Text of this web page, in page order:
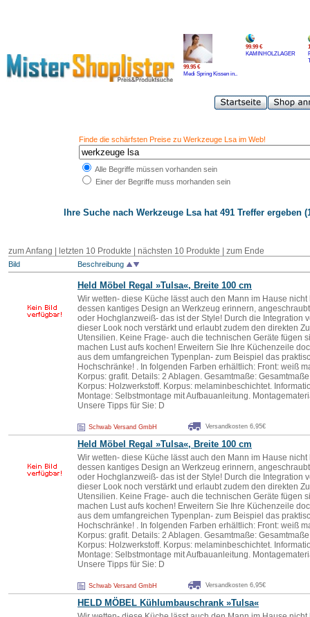
99.95 €
Medi Spring Kissen in..
99.99 €
KAMINHOLZLAGER
Finde die schärfsten Preise zu Werkzeuge Lsa im Web!
Alle Begriffe müssen vorhanden sein
Einer der Begriffe muss morhanden sein
Ihre Suche nach Werkzeuge Lsahat 491 Treffer ergeben
zum Anfang letzten 10 Produkte nächsten 10 Produkte zum Ende
Bild Beschreibung
Held Möbel Regal »Tu lsa«, Breite 100 cm
Wir wetten- diese Küche lässt auch den Mann im Hause
dessen kantiges Design an Werkzeug erinnern,
oder Hochglanzweiß- das ist der Style! Durch die Integration
dieser Look noch verstärkt und erlaubt zudem den direkten
Utensilien. Keine Frage- auch die technischen Geräte fügen
machen Lust aufs kochen! Erweitern Sie Ihre Küchenzeile
aus dem umfangreichen Typenplan- zum Beispiel das
Hochschränke! . In folgenden Farben erhältlich: Front: weiß
Korpus: grafit. Details: 2 Ablagen. Gesamtmaße:
Korpus: Holzwerkstoff. Korpus: melaminbeschichtet.
Montage: Selbstmontage mit Aufbauanleitung.
Unsere Tipps für Sie: D
Schwab Versand GmbH Versandkosten 6,95€
Held Möbel Regal »Tu lsa«, Breite 100 cm
Wir wetten- diese Küche lässt auch den Mann im Hause
dessen kantiges Design an Werkzeug erinnern,
oder Hochglanzweiß- das ist der Style! Durch die Integration
dieser Look noch verstärkt und erlaubt zudem den direkten
Utensilien. Keine Frage- auch die technischen Geräte fügen
machen Lust aufs kochen! Erweitern Sie Ihre Küchenzeile
aus dem umfangreichen Typenplan- zum Beispiel das
Hochschränke! . In folgenden Farben erhältlich: Front: weiß
Korpus: grafit. Details: 2 Ablagen. Gesamtmaße:
Korpus: Holzwerkstoff. Korpus: melaminbeschichtet.
Montage: Selbstmontage mit Aufbauanleitung.
Unsere Tipps für Sie: D
Schwab Versand GmbH Versandkosten 6,95€
HELD MÖBEL Kühlumbauschrank »Tu lsa«